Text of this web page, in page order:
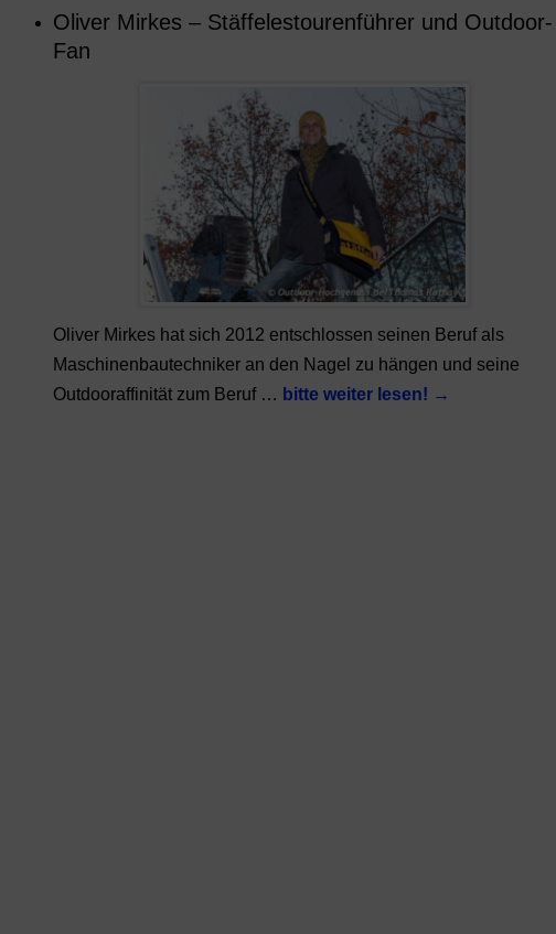
Oliver Mirkes – Stäffelestourenführer und Outdoor-
Fan
Oliver Mirkes hat sich 2012 entschlossen seinen Beruf als
Maschinenbautechniker an den Nagel zu hängen und seine
Outdooraffinität zum Beruf … bitte weiter lesen! →